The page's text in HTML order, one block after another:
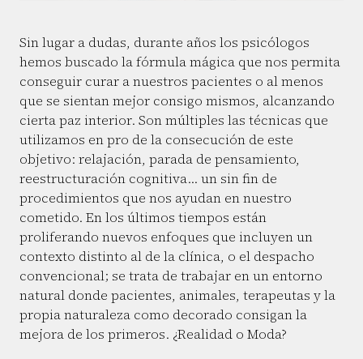
Sin lugar a dudas, durante años los psicólogos
hemos buscado la fórmula mágica que nos permita
conseguir curar a nuestros pacientes o al menos
que se sientan mejor consigo mismos, alcanzando
cierta paz interior. Son múltiples las técnicas que
utilizamos en pro de la consecución de este
objetivo: relajación, parada de pensamiento,
reestructuración cognitiva… un sin fin de
procedimientos que nos ayudan en nuestro
cometido. En los últimos tiempos están
proliferando nuevos enfoques que incluyen un
contexto distinto al de la clínica, o el despacho
convencional; se trata de trabajar en un entorno
natural donde pacientes, animales, terapeutas y la
propia naturaleza como decorado consigan la
mejora de los primeros. ¿Realidad o Moda?